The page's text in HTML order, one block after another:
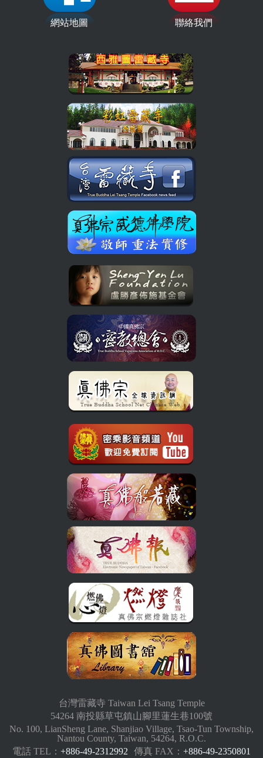
網站地圖 聯絡我們
台灣雷藏寺 Taiwan Lei Tsang Temple
54264 南投縣草屯鎮山腳里蓮生巷100號
No. 100, LianSheng Lane, Shanjiao Village, Tsao-Tun Township,
Nantou County, Taiwan, 54264, R.O.C.
電話 TEL： +886-49-2312992 傳真 FAX： +886-49-2350801